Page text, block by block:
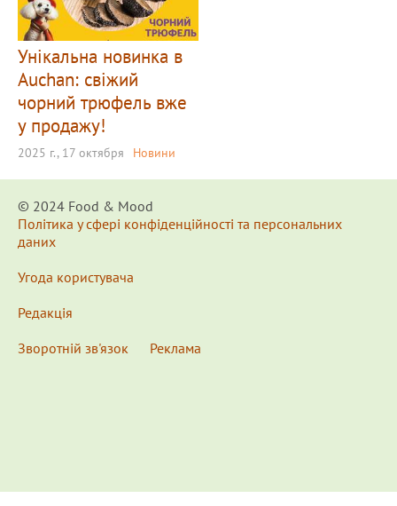
Унікальна новинка в
Auchan: свіжий
чорний трюфель вже
у продажу!
2025 г., 17 октября Новини
© 2024 Food & Мood
Політика у сфері конфіденційності та персональних
даних
Угода користувача
Редакція
Зворотній зв'язок
Реклама